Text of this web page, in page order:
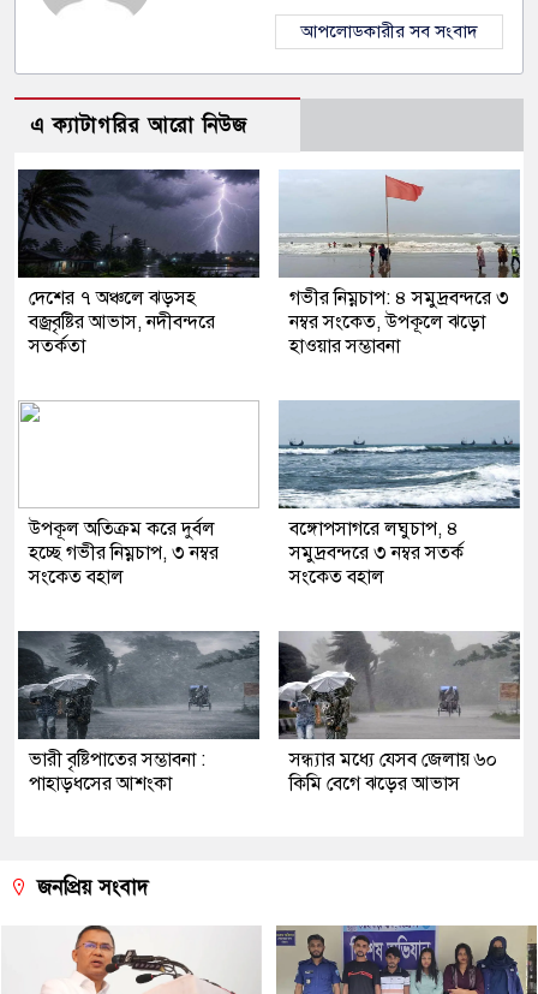
আপলোডকারীর সব সংবাদ
এ ক্যাটাগরির আরো নিউজ
দেশের ৭ অঞ্চলে ঝড়সহ
বজ্রবৃষ্টির আভাস, নদীবন্দরে
সতর্কতা
গভীর নিম্নচাপ: ৪ সমুদ্রবন্দরে ৩
নম্বর সংকেত, উপকূলে ঝড়ো
হাওয়ার সম্ভাবনা
উপকূল অতিক্রম করে দুর্বল
হচ্ছে গভীর নিম্নচাপ, ৩ নম্বর
সংকেত বহাল
বঙ্গোপসাগরে লঘুচাপ, ৪
সমুদ্রবন্দরে ৩ নম্বর সতর্ক
সংকেত বহাল
ভারী বৃষ্টিপাতের সম্ভাবনা :
পাহাড়ধসের আশংকা
সন্ধ্যার মধ্যে যেসব জেলায় ৬০
কিমি বেগে ঝড়ের আভাস
জনপ্রিয় সংবাদ